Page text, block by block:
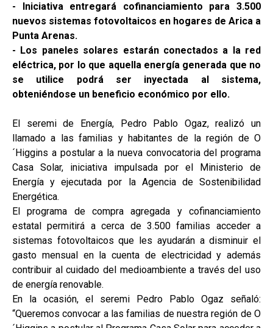
- Iniciativa entregará cofinanciamiento para 3.500
nuevos sistemas fotovoltaicos en hogares de Arica a
Punta Arenas.
- Los paneles solares estarán conectados a la red
eléctrica, por lo que aquella energía generada que no
se utilice podrá ser inyectada al sistema,
obteniéndose un beneficio económico por ello.
El seremi de Energía, Pedro Pablo Ogaz, realizó un
llamado a las familias y habitantes de la región de O
´Higgins a postular a la nueva convocatoria del programa
Casa Solar, iniciativa impulsada por el Ministerio de
Energía y ejecutada por la Agencia de Sostenibilidad
Energética.
El programa de compra agregada y cofinanciamiento
estatal permitirá a cerca de 3.500 familias acceder a
sistemas fotovoltaicos que les ayudarán a disminuir el
gasto mensual en la cuenta de electricidad y además
contribuir al cuidado del medioambiente a través del uso
de energía renovable.
En la ocasión, el seremi Pedro Pablo Ogaz señaló:
“Queremos convocar a las familias de nuestra región de O